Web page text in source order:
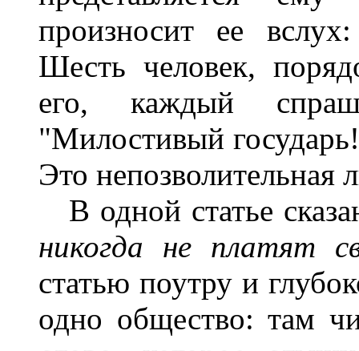
произносит ее
Шесть человек,
его, каждый
"Милостивый
Это непозволительная
В одной статье
никогда не платят
статью поутру и
одно общество: там